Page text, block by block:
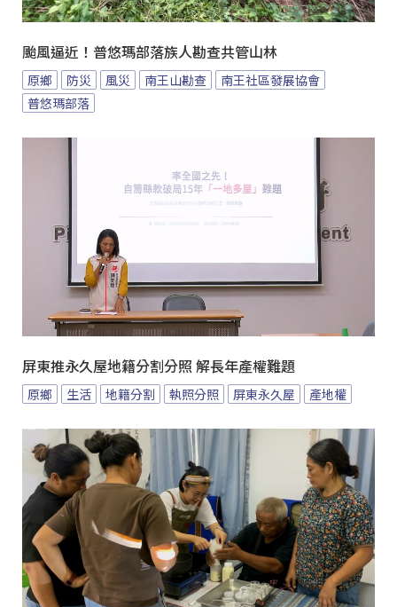
颱風逼近！普悠瑪部落族人勘查共管山林
原鄉 防災 風災 南王山勘查
南王社區發展協會
普悠瑪部落
屏東推永久屋地籍分割分照 解長年產權難題
原鄉 生活 地籍分割 執照分照 屏東永久屋 產地權